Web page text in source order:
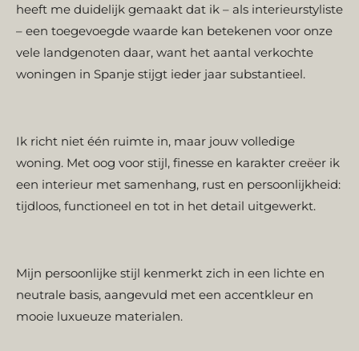
heeft me duidelijk gemaakt dat ik – als interieurstyliste
– een toegevoegde waarde kan betekenen voor onze
vele landgenoten daar, want het aantal verkochte
woningen in Spanje stijgt ieder jaar substantieel.
Ik richt niet één ruimte in, maar jouw volledige
woning. Met oog voor stijl, finesse en karakter creëer ik
een interieur met samenhang, rust en persoonlijkheid:
tijdloos, functioneel en tot in het detail uitgewerkt.
Mijn persoonlijke stijl kenmerkt zich in een lichte en
neutrale basis, aangevuld met een accentkleur en
mooie luxueuze materialen.